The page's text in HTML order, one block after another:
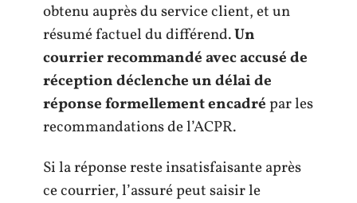
obtenu auprès du service client, et un
résumé factuel du différend.Un
courrier recommandé avec accusé de
réception déclenche un délai de
réponse formellement encadrépar les
recommandations de l’ACPR.
Si la réponse reste insatisfaisante après
ce courrier, l’assuré peut saisir le